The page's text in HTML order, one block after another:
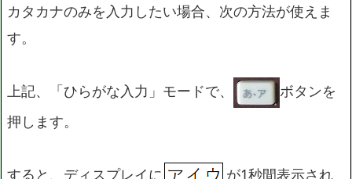
カタカナのみを入力したい場合、次の方法が使えま
す。
上記、「ひらがな入力」モードで、
ボタンを
押します。
すると、ディスプレイに
が1秒間表示され